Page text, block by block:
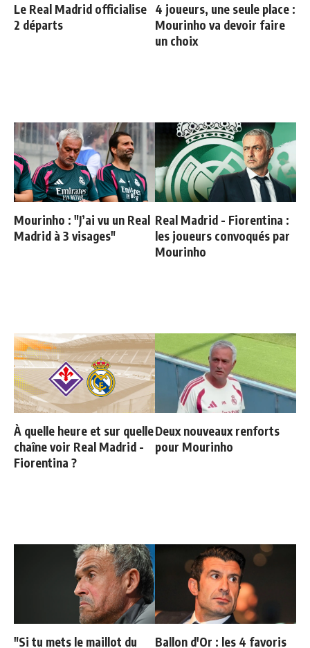
Le Real Madrid officialise
2 départs
4 joueurs, une seule place :
Mourinho va devoir faire
un choix
Mourinho : "J’ai vu un Real
Madrid à 3 visages"
Real Madrid - Fiorentina :
les joueurs convoqués par
Mourinho
À quelle heure et sur quelle
chaîne voir Real Madrid -
Fiorentina ?
Deux nouveaux renforts
pour Mourinho
"Si tu mets le maillot du Ballon d'Or : les 4 favoris